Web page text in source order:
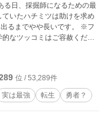
いたハチミツは助けを求め
なツッコミはご容赦くださ
位 / 53,289件
実は最強 転生 勇者？